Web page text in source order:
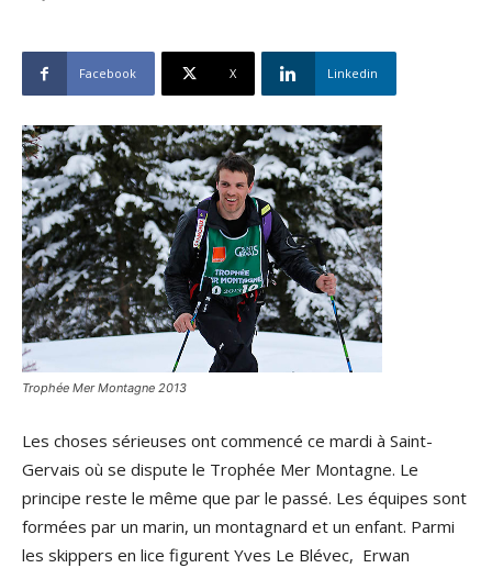
Facebook X Linkedin
Trophée Mer Montagne 2013
Les choses sérieuses ont commencé ce mardi à Saint-
Gervais où se dispute le Trophée Mer Montagne. Le
principe reste le même que par le passé. Les équipes sont
formées par un marin, un montagnard et un enfant. Parmi
les skippers en lice figurent Yves Le Blévec, Erwan